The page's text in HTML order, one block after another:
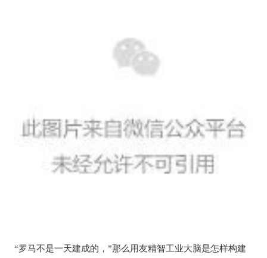
“罗马不是一天建成的，”那么用友精智工业大脑是怎样构建